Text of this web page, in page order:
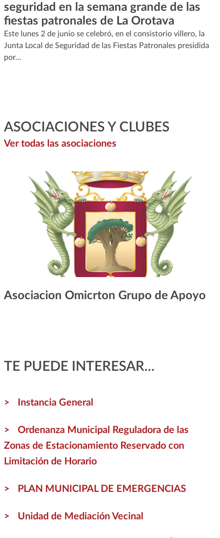
seguridad en la semana grande de las
fiestas patronales de La Orotava
Este lunes 2 de junio se celebró, en el consistorio villero, la
Junta Local de Seguridad de las Fiestas Patronales presidida
por…
ASOCIACIONES Y CLUBES
Ver todas las asociaciones
Asociacion Omicrton Grupo de Apoyo
TE PUEDE INTERESAR...
Instancia General
Ordenanza Municipal Reguladora de las
Zonas de Estacionamiento Reservado con
Limitación de Horario
PLAN MUNICIPAL DE EMERGENCIAS
Unidad de Mediación Vecinal